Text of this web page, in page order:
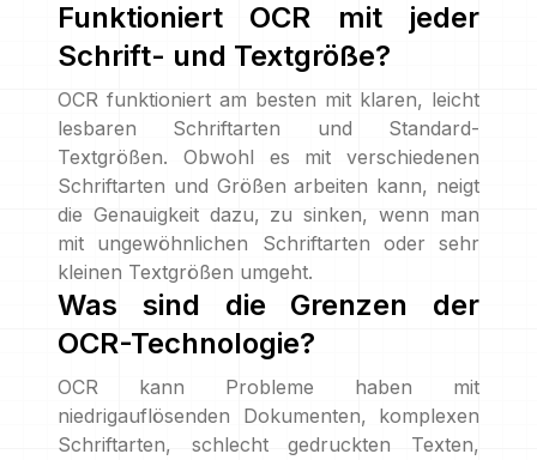
Funktioniert OCR mit jeder
Schrift- und Textgröße?
OCR funktioniert am besten mit klaren, leicht
lesbaren Schriftarten und Standard-
Textgrößen. Obwohl es mit verschiedenen
Schriftarten und Größen arbeiten kann, neigt
die Genauigkeit dazu, zu sinken, wenn man
mit ungewöhnlichen Schriftarten oder sehr
kleinen Textgrößen umgeht.
Was sind die Grenzen der
OCR-Technologie?
OCR kann Probleme haben mit
niedrigauflösenden Dokumenten, komplexen
Schriftarten, schlecht gedruckten Texten,